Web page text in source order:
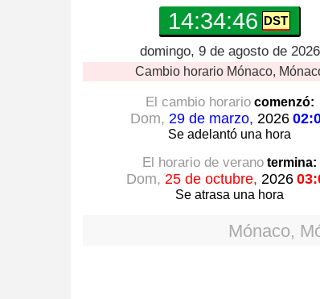
14:34:47
domingo, 9 de agosto de 2026
Cambio horario Mónaco,
El cambio horariocomenzó:
Dom, 29 de marzo, 2026
Se adelantó una hora
El horario de verano termina:
Dom, 25 de octubre, 2026
Se atrasa una hora
Mónaco,